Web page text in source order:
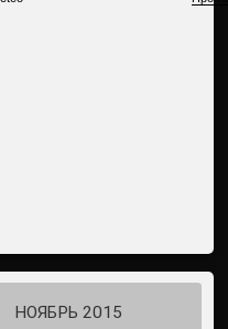
за 9 месяцев 2015
НОЯБРЬ 2015